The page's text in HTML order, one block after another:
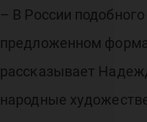
– В России
предложенном
рассказывает
народные